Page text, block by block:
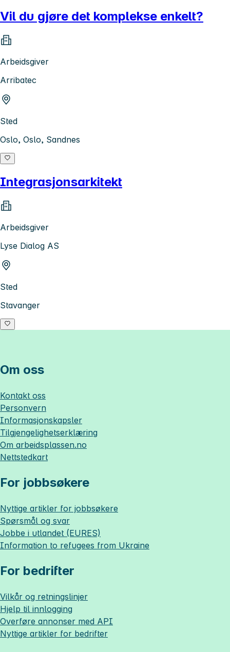
Vil du gjøre det komplekse enkelt?
Arbeidsgiver
Arribatec
Sted
Oslo, Oslo, Sandnes
Integrasjonsarkitekt
Arbeidsgiver
Lyse Dialog AS
Sted
Stavanger
Om oss
Kontakt oss
Personvern
Informasjonskapsler
Tilgjengelighetserklæring
Om arbeidsplassen.no
Nettstedkart
For jobbsøkere
Nyttige artikler for jobbsøkere
Spørsmål og svar
Jobbe i utlandet (EURES)
Information to refugees from Ukraine
For bedrifter
Vilkår og retningslinjer
Hjelp til innlogging
Overføre annonser med API
Nyttige artikler for bedrifter